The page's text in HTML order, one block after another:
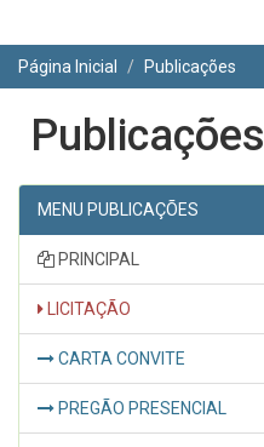
Página Inicial Publicações
Publicações
MENU PUBLICAÇÕES
PRINCIPAL
LICITAÇÃO
CARTA CONVITE
PREGÃO PRESENCIAL